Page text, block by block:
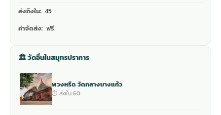
ส่งถึงใน: 45
ค่าจัดส่ง: ฟรี
🏛 วัดอื่นในสมุทรปราการ
พวงหรีด วัดกลางบางแก้ว
⏱ ส่งใน 60